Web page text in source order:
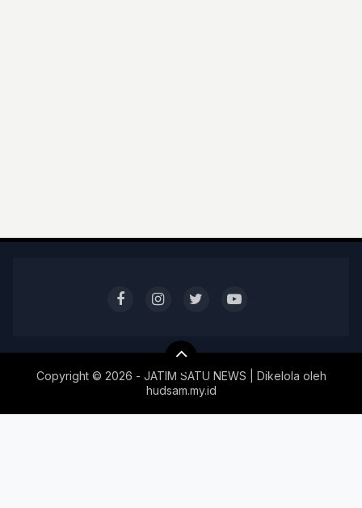
Copyright © 2026 - JATIM SATU NEWS | Dikelola oleh
hudsam.my.id